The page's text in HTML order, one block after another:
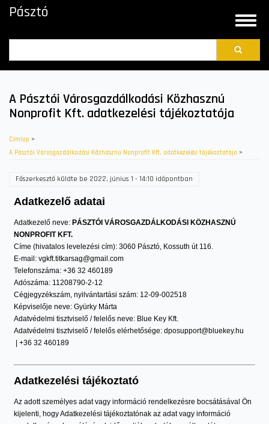
Ugrás
Toggle
Pásztó
A Pásztói Városgazdálkodási Közhasznú
Nonprofit Kft. adatkezelési tájékoztatója
Címlap >
A Pásztói Városgazdálkodási Közhasznú Nonprofit Kft. adatkezelési tájékoztatója >
Főszerkesztő küldte be 2022, június 1 - 14:10 időpontban